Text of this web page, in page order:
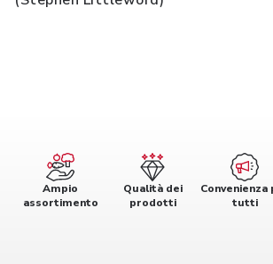
Ampio
assortimento
Qualità dei
prodotti
Convenienza
tutti